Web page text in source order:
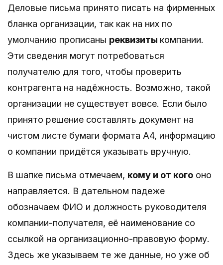
Деловые письма принято писать на фирменных
бланка организации, так как на них по
умолчанию прописаны реквизиты компании.
Эти сведения могут потребоваться
получателю для того, чтобы проверить
контрагента на надёжность. Возможно, такой
организации не существует вовсе. Если было
принято решение составлять документ на
чистом листе бумаги формата А4, информацию
о компании придётся указывать вручную.
В шапке письма отмечаем, кому и от кого оно
направляется. В дательном падеже
обозначаем ФИО и должность руководителя
компании-получателя, её наименование со
ссылкой на организационно-правовую форму.
Здесь же указываем те же данные, но уже об